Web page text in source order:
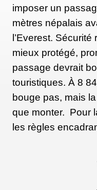
imposer un
mètres népalais
l’Everest.
mieux protégé,
passage devrait
touristiques. À 8
bouge pas, mais
que monter. Pour
les règles